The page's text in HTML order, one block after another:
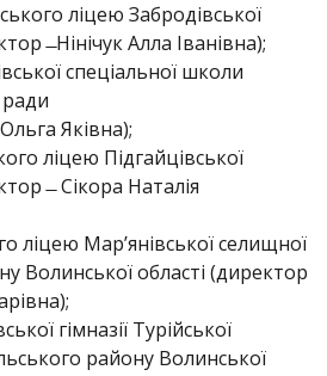
ліцею Забродівської
Нінічук Алла Іванівна);
спеціальної школи
ради
Яківна);
ліцею Підгайцівської
Сікора Наталія
ліцею Мар’янівської селищної
Волинської області (директор
гімназії Турійської
району Волинської